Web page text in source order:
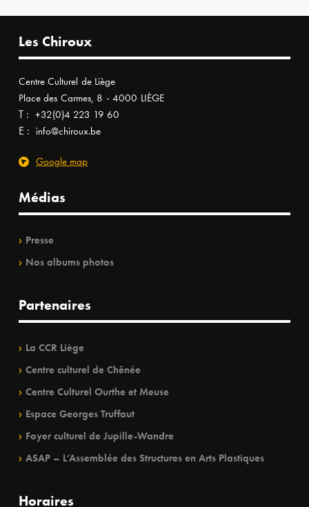
Les Chiroux
Centre Culturel de Liège
Place des Carmes, 8 - 4000 LIÈGE
T : +32(0)4 223 19 60
E : info@chiroux.be
Google map
Médias
Presse
Nos albums photos
Partenaires
La CCR Liège
Centre culturel de Chênée
Centre Culturel Ourthe et Meuse
Espace Georges Truffaut
Foyer culturel de Jupille-Wandre
ASAP – L’Assemblée des Structures en Arts Plastiques
Horaires